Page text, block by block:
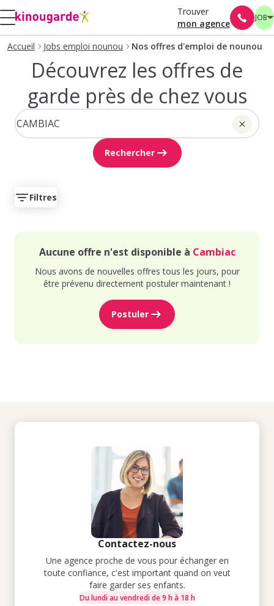
Trouver
mon agence
JOB
Accueil Jobs emploi nounou Nos offres d'emploi de nounou
Découvrez les offres de
garde près de chez vous
Rechercher
Filtres
Aucune offre n'est disponible à Cambiac
Nous avons de nouvelles offres tous les jours, pour
être prévenu directement postuler maintenant !
Postuler
Contactez-nous
Une agence proche de vous pour échanger en
toute confiance, c'est important quand on veut
faire garder ses enfants.
Du lundi au vendredi de 9 h à 18 h